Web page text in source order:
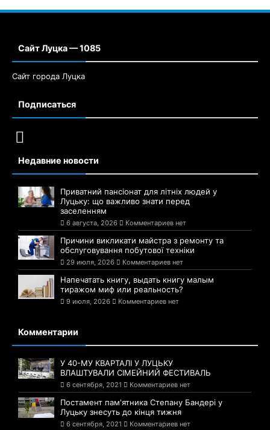
Сайт Луцка — 1085
Сайт города Луцка
Подписаться
Недавние новости
Приватний пансіонат для літніх людей у
Луцьку: що важливо знати перед
заселенням
6 августа, 2026 Комментариев нет
Причини викликати майстра з ремонту та
обслуговування побутової техніки
29 июля, 2026 Комментариев нет
Напечатать книгу, выдать книгу малым
тиражом миф или реальность?
9 июля, 2026 Комментариев нет
Комментарии
У 40-МУ КВАРТАЛІ У ЛУЦЬКУ
ВЛАШТУВАЛИ СІМЕЙНИЙ ФЕСТИВАЛЬ
6 сентября, 2021 Комментариев нет
Постамент пам'ятника Степану Бандері у
Луцьку знесуть до кінця тижня
6 сентября, 2021 Комментариев нет